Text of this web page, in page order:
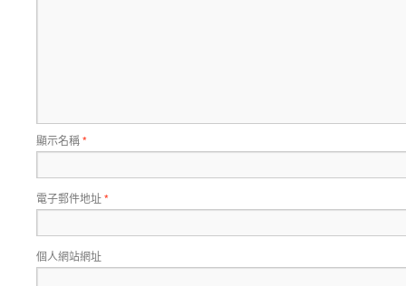
顯示名稱*
電子郵件地址*
個人網站網址